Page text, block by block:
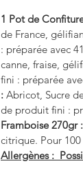
1 Pot de
de France,
: préparée avec
canne, fraise,
fini : préparée
: Abricot, Sucre
de produit fini :
Framboise 270gr :
citrique. Pour
Allergènes :